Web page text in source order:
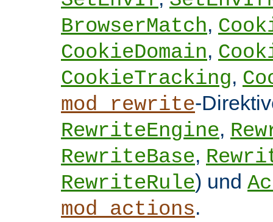
BrowserMatch,
CookieDomain,
CookieTracking,
mod_rewrite-
RewriteEngine,
RewriteBase,
RewriteRule) und
mod_actions.